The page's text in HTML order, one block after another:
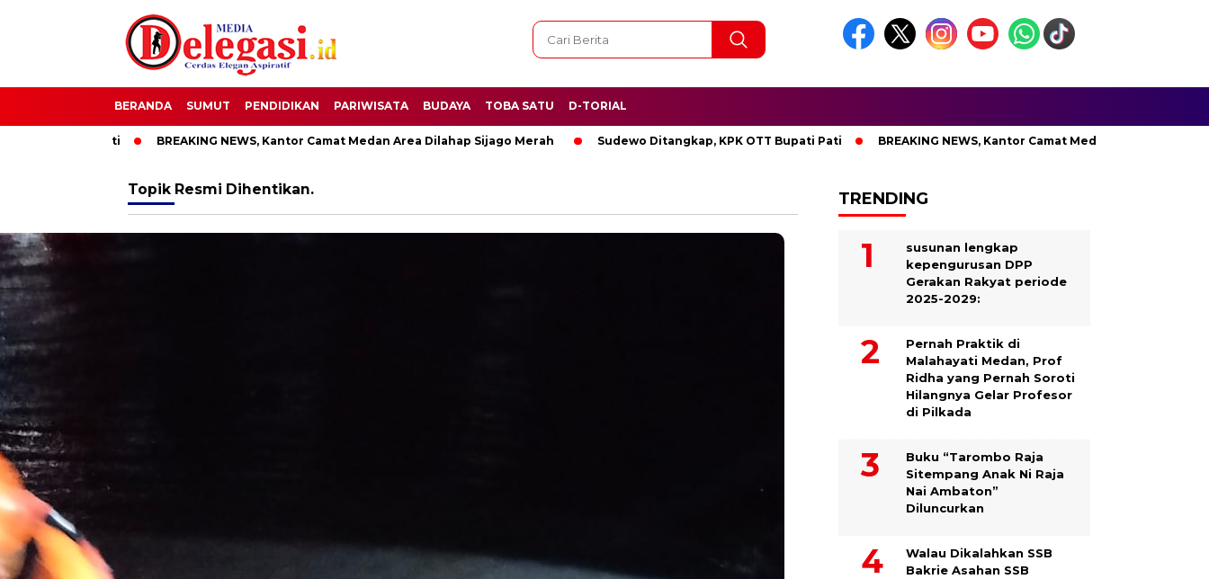
BERANDA SUMUT PENDIDIKAN PARIWISATA BUDAYA TOBA SATU D-TORIAL
BREAKING NEWS, Kantor Camat Medan Area Dilahap Sijago Merah Sudewo Ditangkap, KPK OTT Bupati Pati BREAKING NEWS, Kantor Camat Medan Area Dilahap Sijago
Topik Resmi Dihentikan. TRENDING
susunan lengkap
kepengurusan DPP
Gerakan Rakyat periode
2025-2029:
Pernah Praktik di
Malahayati Medan, Prof
Ridha yang Pernah Soroti
Hilangnya Gelar Profesor
di Pilkada
Buku “Tarombo Raja
Sitempang Anak Ni Raja
Nai Ambaton”
Diluncurkan
Walau Dikalahkan SSB
Bakrie Asahan SSB